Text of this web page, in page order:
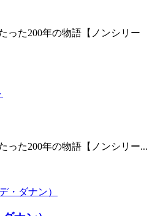
った200年の物語【ノンシリー
った200年の物語【ノンシリー...